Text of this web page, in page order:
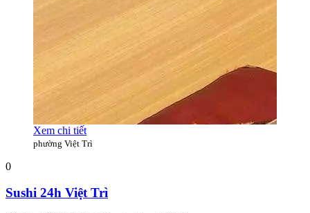
Xem chi tiết
phường Việt Trì
0
Sushi 24h Việt Trì